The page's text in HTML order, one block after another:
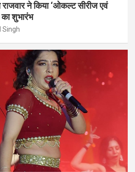
राजवार ने किया ‘ओकल्ट सीरीज एवं
का शुभारंभ
Singh